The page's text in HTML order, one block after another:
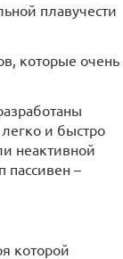
плавучести
которые очень
и быстро
неактивной
пассивен –
которой